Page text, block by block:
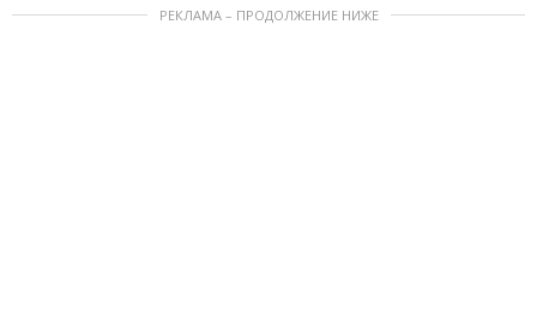
РЕКЛАМА – ПРОДОЛЖЕНИЕ НИЖЕ